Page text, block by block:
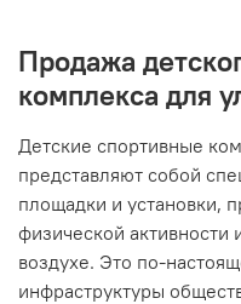
Продажа
комплекса для
Детские спортивные
представляют собой
площадки и установки,
физической
воздухе. Это по-
инфраструктуры